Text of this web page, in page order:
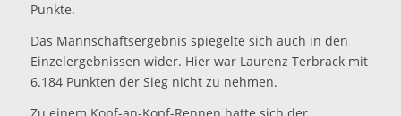
Punkte.
Das Mannschaftsergebnis spiegelte sich auch in den
Einzelergebnissen wider. Hier war Laurenz Terbrack mit
6.184 Punkten der Sieg nicht zu nehmen.